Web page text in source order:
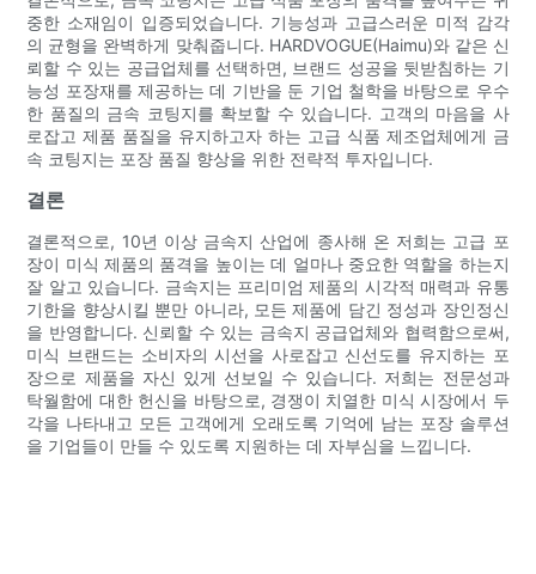
중한 소재임이 입증되었습니다. 기능성과 고급스러운 미적 감각
의 균형을 완벽하게 맞춰줍니다. HARDVOGUE(Haimu)와 같은 신
뢰할 수 있는 공급업체를 선택하면, 브랜드 성공을 뒷받침하는 기
능성 포장재를 제공하는 데 기반을 둔 기업 철학을 바탕으로 우수
한 품질의 금속 코팅지를 확보할 수 있습니다. 고객의 마음을 사
로잡고 제품 품질을 유지하고자 하는 고급 식품 제조업체에게 금
속 코팅지는 포장 품질 향상을 위한 전략적 투자입니다.
결론
결론적으로, 10년 이상 금속지 산업에 종사해 온 저희는 고급 포
장이 미식 제품의 품격을 높이는 데 얼마나 중요한 역할을 하는지
잘 알고 있습니다. 금속지는 프리미엄 제품의 시각적 매력과 유통
기한을 향상시킬 뿐만 아니라, 모든 제품에 담긴 정성과 장인정신
을 반영합니다. 신뢰할 수 있는 금속지 공급업체와 협력함으로써,
미식 브랜드는 소비자의 시선을 사로잡고 신선도를 유지하는 포
장으로 제품을 자신 있게 선보일 수 있습니다. 저희는 전문성과
탁월함에 대한 헌신을 바탕으로, 경쟁이 치열한 미식 시장에서 두
각을 나타내고 모든 고객에게 오래도록 기억에 남는 포장 솔루션
을 기업들이 만들 수 있도록 지원하는 데 자부심을 느낍니다.